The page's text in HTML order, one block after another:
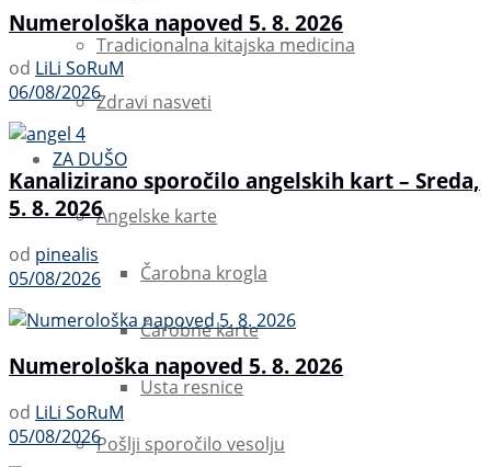
Tradicionalna kitajska medicina
Zdravi nasveti
ZA DUŠO
Angelske karte
Čarobna krogla
Čarobne karte
Usta resnice
Pošlji sporočilo vesolju
Numerološka napoved 5. 8. 2026
od LiLi SoRuM
06/08/2026
Kanalizirano sporočilo angelskih kart – Sreda,
5. 8. 2026
od pinealis
05/08/2026
Numerološka napoved 5. 8. 2026
od LiLi SoRuM
05/08/2026